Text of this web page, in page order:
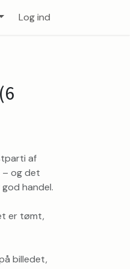
Log ind
af
– og det
handel.
er tømt,
billedet,